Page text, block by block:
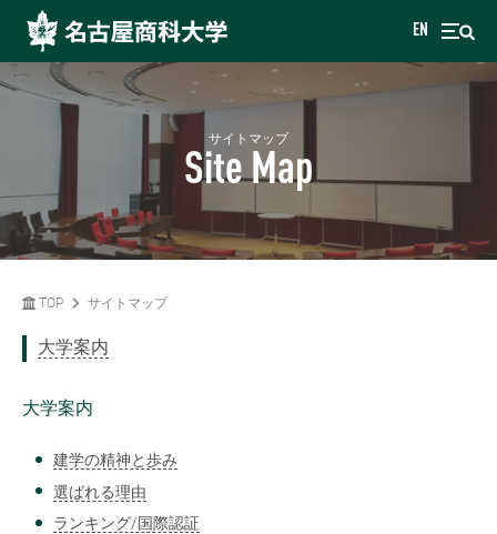
EN
サイトマップ
Site Map
TOP サイトマップ
大学案内
大学案内
建学の精神と歩み
選ばれる理由
ランキング/国際認証